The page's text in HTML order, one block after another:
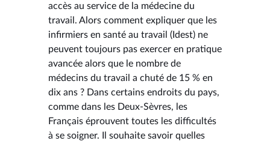
accès au service de la médecine du
travail. Alors comment expliquer que les
infirmiers en santé au travail (Idest) ne
peuvent toujours pas exercer en pratique
avancée alors que le nombre de
médecins du travail a chuté de 15 % en
dix ans ? Dans certains endroits du pays,
comme dans les Deux-Sèvres, les
Français éprouvent toutes les difficultés
à se soigner. Il souhaite savoir quelles